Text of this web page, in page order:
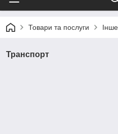
Товари та послуги Інше
Транспорт